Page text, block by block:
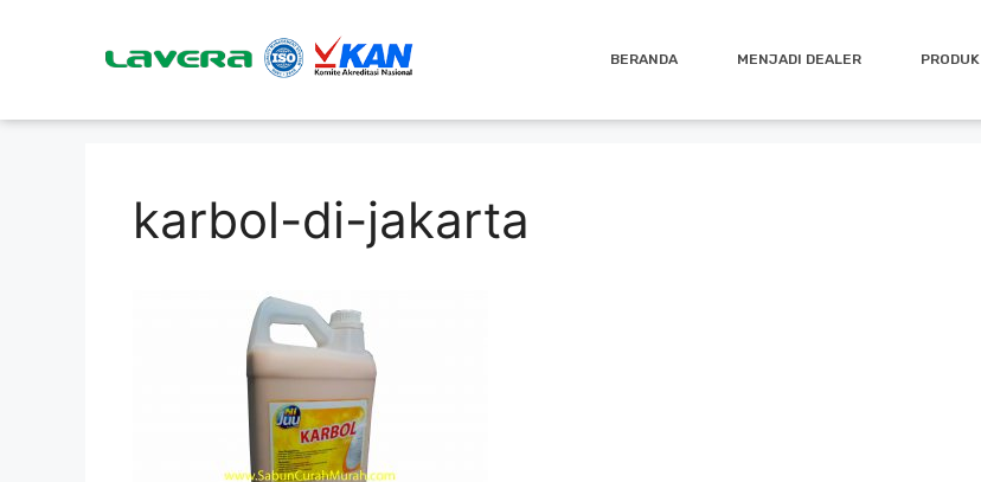
BERANDA MENJADI DEALER PRODUK
karbol-di-jakarta